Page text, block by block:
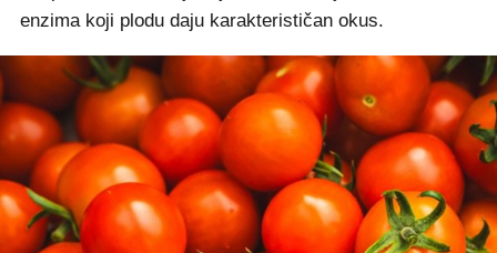
enzima koji plodu daju karakterističan okus.